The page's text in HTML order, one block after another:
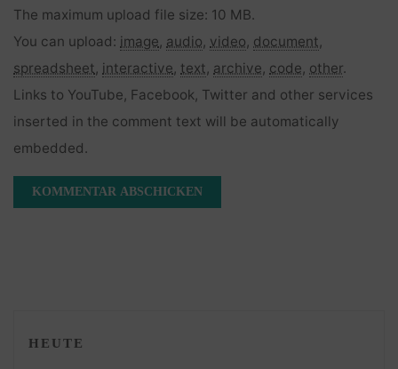
The maximum upload file size: 10 MB.
You can upload: image, audio, video, document,
spreadsheet, interactive, text, archive, code, other.
Links to YouTube, Facebook, Twitter and other services
inserted in the comment text will be automatically
embedded.
HEUTE